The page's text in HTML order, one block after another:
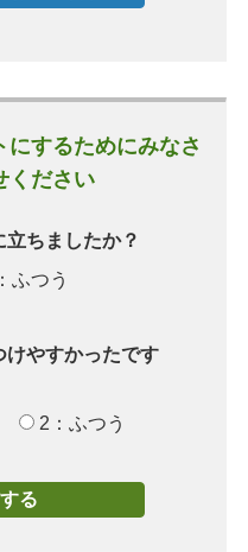
にするためにみなさ
ください
ちましたか？
ふつう
けやすかったです
2：ふつう